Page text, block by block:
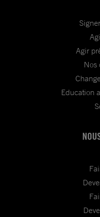
Agir
Nos
Education